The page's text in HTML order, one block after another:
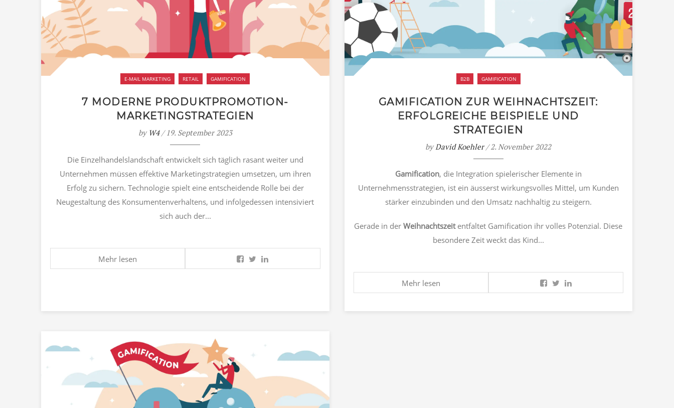
E-MAIL MARKETING RETAIL GAMIFICATION
7 MODERNE PRODUKTPROMOTION-
MARKETINGSTRATEGIEN
by W4/ 19. September 2023
Die Einzelhandelslandschaft entwickelt sich täglich rasant weiter und
Unternehmen müssen effektive Marketingstrategien umsetzen, um ihren
Erfolg zu sichern. Technologie spielt eine entscheidende Rolle bei der
Neugestaltung des Konsumentenverhaltens, und infolgedessen intensiviert
sich auch der...
Mehr lesen
B2B GAMIFICATION
GAMIFICATION ZUR WEIHNACHTSZEIT:
ERFOLGREICHE BEISPIELE UND
STRATEGIEN
byDavid Koehler/ 2. November 2022
Gamification, die Integration spielerischer Elemente in
Unternehmensstrategien, ist ein äusserst wirkungsvolles Mittel, um Kunden
stärker einzubinden und den Umsatz nachhaltig zu steigern.
Gerade in derWeihnachtszeitentfaltet Gamification ihr volles Potenzial. Diese
besondere Zeit weckt das Kind...
Mehr lesen